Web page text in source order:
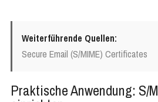
Weiterführende Quellen:
Secure Email (S/MIME) Certificates
Praktische Anwendung: S/